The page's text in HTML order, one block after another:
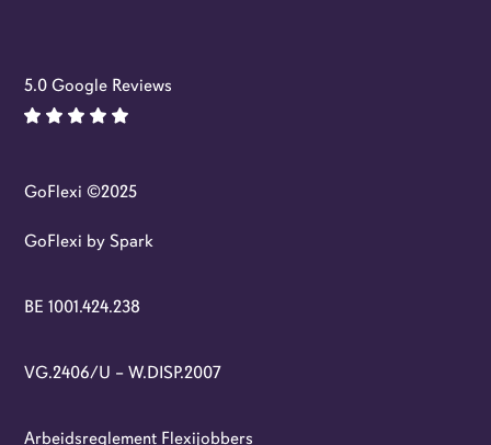
5.0 Google Reviews
GoFlexi ©2025
GoFlexi by Spark
BE 1001.424.238
VG.2406/U – W.DISP.2007
Arbeidsreglement Flexijobbers